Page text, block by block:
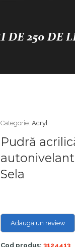
Categorie:Acryl
Pudră
Sela
Adaugă un review
Cod produs:3124413